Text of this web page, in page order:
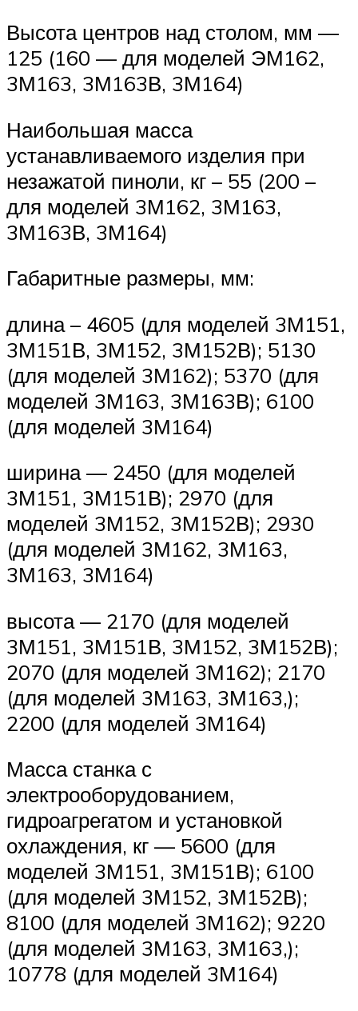
Высота центров над столом, мм —
125 (160 — для моделей ЭМ162,
3М163, 3М163В, 3М164)
Наибольшая масса
устанавливаемого изделия при
незажатой пиноли, кг – 55 (200 –
для моделей 3М162, 3М163,
3М163В, 3М164)
Габаритные размеры, мм:
длина – 4605 (для моделей 3М151,
3М151В, 3М152, 3М152В); 5130
(для моделей 3М162); 5370 (для
моделей 3М163, 3М163В); 6100
(для моделей 3М164)
ширина — 2450 (для моделей
3М151, 3М151В); 2970 (для
моделей 3М152, 3М152В); 2930
(для моделей 3М162, 3М163,
3М163, 3М164)
высота — 2170 (для моделей
3М151, 3М151В, 3М152, 3М152В);
2070 (для моделей 3М162); 2170
(для моделей 3М163, 3М163,);
2200 (для моделей 3М164)
Масса станка с
электрооборудованием,
гидроагрегатом и установкой
охлаждения, кг — 5600 (для
моделей 3М151, 3М151В); 6100
(для моделей 3М152, 3М152В);
8100 (для моделей 3М162); 9220
(для моделей 3М163, 3М163,);
10778 (для моделей 3М164)